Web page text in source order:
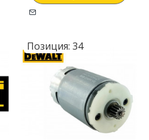
Позиция: 34